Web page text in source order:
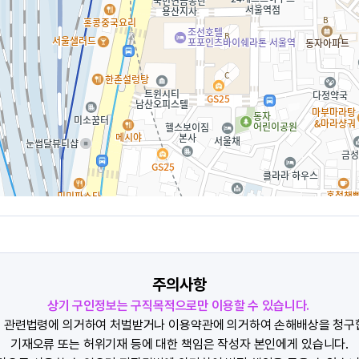
주의사항
상기 구인정보는 구직목적으로만 이용할 수 있습니다.
관련법령에 의거하여 처벌받거나 이용약관에 의거하여 손해배상을 청구
기재오류 또는 허위기재 등에 대한 책임은 작성자 본인에게 있습니다.